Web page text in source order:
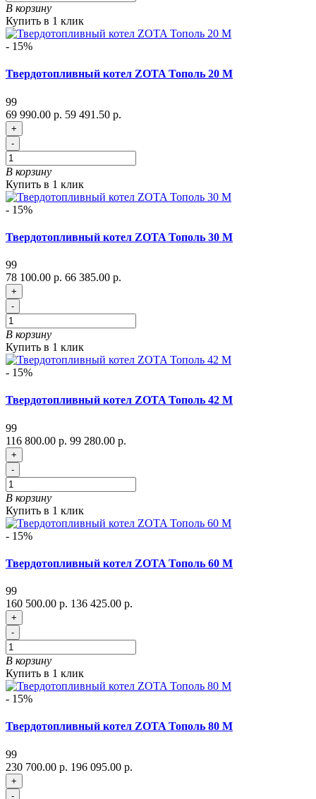
В корзину
Купить в 1 клик
- 15%
Твердотопливный котел ZOTA Тополь 20 М
99
69 990.00 р. 59 491.50 р.
+
-
В корзину
Купить в 1 клик
- 15%
Твердотопливный котел ZOTA Тополь 30 М
99
78 100.00 р. 66 385.00 р.
+
-
В корзину
Купить в 1 клик
- 15%
Твердотопливный котел ZOTA Тополь 42 М
99
116 800.00 р. 99 280.00 р.
+
-
В корзину
Купить в 1 клик
- 15%
Твердотопливный котел ZOTA Тополь 60 М
99
160 500.00 р. 136 425.00 р.
+
-
В корзину
Купить в 1 клик
- 15%
Твердотопливный котел ZOTA Тополь 80 М
99
230 700.00 р. 196 095.00 р.
+
-